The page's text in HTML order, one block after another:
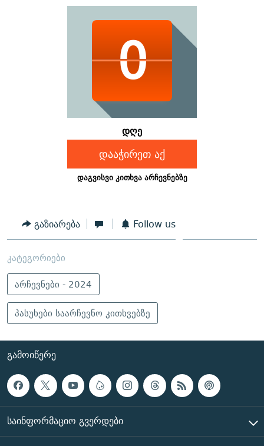
გაზიარება Follow us
კატეგორიები
არჩევნები - 2024
პასუხები საარჩევნო კითხვებზე
ᲒᲐᲛᲝᲘᲬᲔᲠᲔ
ᲡᲐᲘᲜᲤᲝᲠᲛᲐᲪᲘᲝ ᲒᲕᲔᲠᲓᲔᲑᲘ